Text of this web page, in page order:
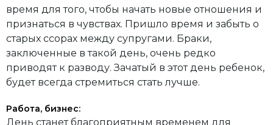
время для того, чтобы начать новые отношения и
признаться в чувствах. Пришло время и забыть о
старых ссорах между супругами. Браки,
заключенные в такой день, очень редко
приводят к разводу. Зачатый в этот день ребенок,
будет всегда стремиться стать лучше.
Работа, бизнес:
День станет благоприятным временем для